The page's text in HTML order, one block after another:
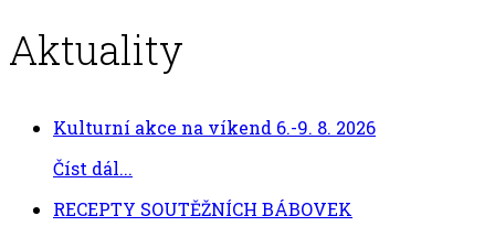
Aktuality
Kulturní akce na víkend 6.-9. 8. 2026
Číst dál...
RECEPTY SOUTĚŽNÍCH BÁBOVEK